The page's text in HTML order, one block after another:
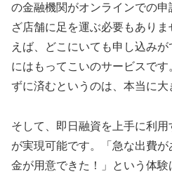
の金融機関がオンラインでの
ざ店舗に足を運ぶ必要もあり
えば、どこにいても申し込み
にはもってこいのサービスで
ずに済むというのは、本当に大
そして、即日融資を上手に利
が実現可能です。「急な出費
金が用意できた！」という体